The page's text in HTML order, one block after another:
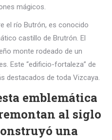
mágicos.
el río Butrón, es conocido
castillo de Brutrón. El
monte rodeado de un
Este “edificio-fortaleza” de
destacados de toda Vizcaya.
emblemática
al siglo
una